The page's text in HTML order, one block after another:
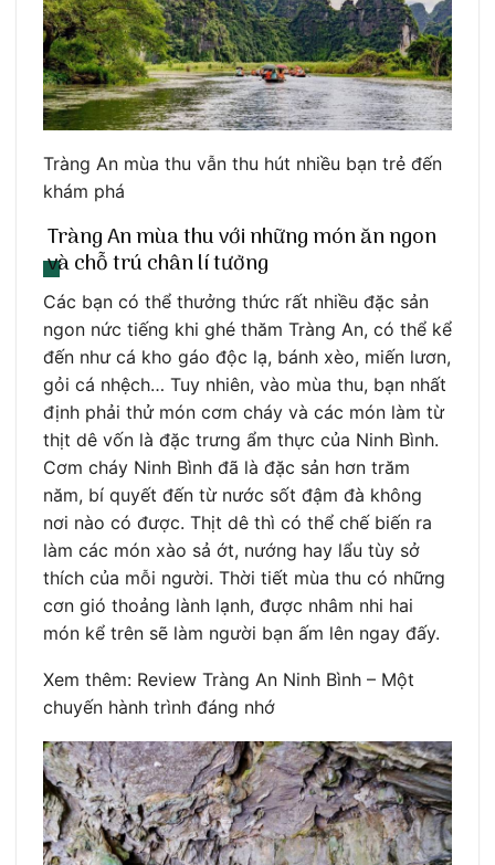
Tràng An mùa thu vẫn thu hút nhiều bạn trẻ đến
khám phá
Tràng An mùa thu với những món ăn ngon
và chỗ trú chân lí tưởng
Các bạn có thể thưởng thức rất nhiều đặc sản
ngon nức tiếng khi ghé thăm Tràng An, có thể kể
đến như cá kho gáo độc lạ, bánh xèo, miến lươn,
gỏi cá nhệch… Tuy nhiên, vào mùa thu, bạn nhất
định phải thử món cơm cháy và các món làm từ
thịt dê vốn là đặc trưng ẩm thực của Ninh Bình.
Cơm cháy Ninh Bình đã là đặc sản hơn trăm
năm, bí quyết đến từ nước sốt đậm đà không
nơi nào có được. Thịt dê thì có thể chế biến ra
làm các món xào sả ớt, nướng hay lẩu tùy sở
thích của mỗi người. Thời tiết mùa thu có những
cơn gió thoảng lành lạnh, được nhâm nhi hai
món kể trên sẽ làm người bạn ấm lên ngay đấy.
Xem thêm: Review Tràng An Ninh Bình – Một
chuyến hành trình đáng nhớ